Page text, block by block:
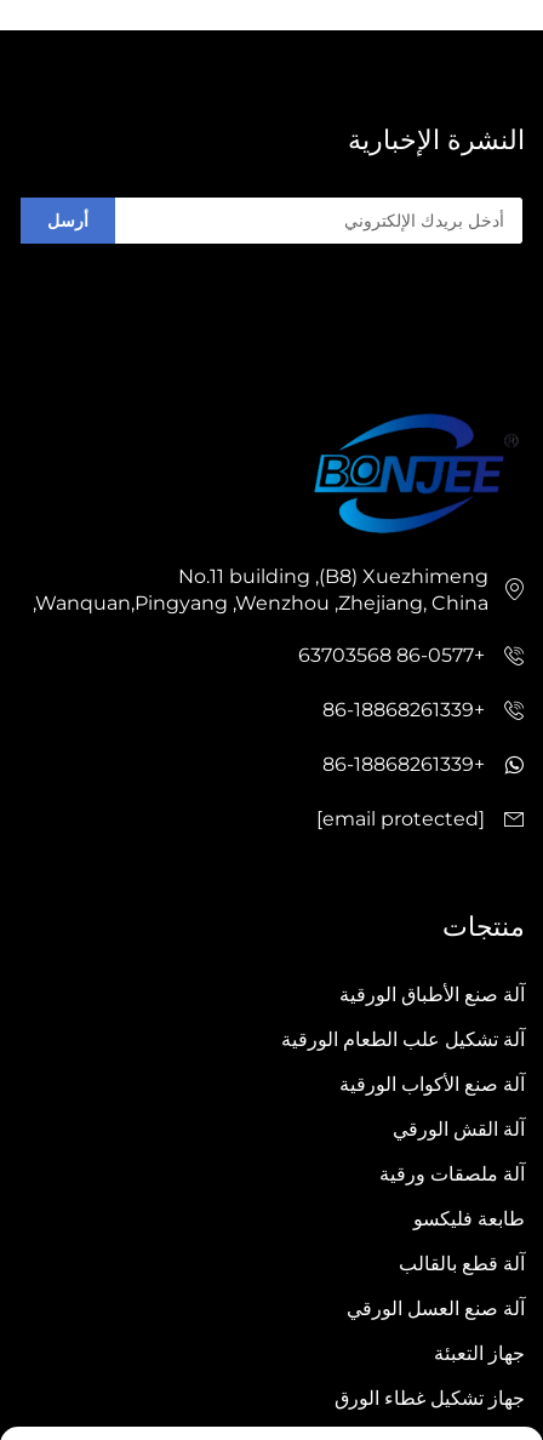
النشرة الإخبارية
أرسل
No.11 building ,(B8) Xuezhimeng
,Wanquan,Pingyang ,Wenzhou ,Zhejiang, China
+86-0577 63703568
+86-18868261339
+86-18868261339
[email protected]
منتجات
آلة صنع الأطباق الورقية
آلة تشكيل علب الطعام الورقية
آلة صنع الأكواب الورقية
آلة القش الورقي
آلة ملصقات ورقية
طابعة فليكسو
آلة قطع بالقالب
آلة صنع العسل الورقي
جهاز التعبئة
جهاز تشكيل غطاء الورق